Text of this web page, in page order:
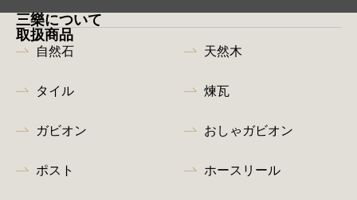
三樂について
取扱商品
自然石 天然木
タイル 煉瓦
ガビオン おしゃガビオン
ポスト ホースリール